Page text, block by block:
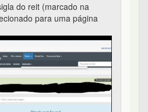
do reit (marcado na
para uma página